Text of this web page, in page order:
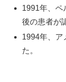
1991年、ペ
後の患者が
1994年、ア
た。